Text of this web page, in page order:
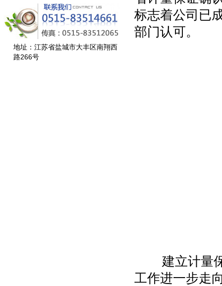
地址：江苏省盐城市大丰区南翔西
路266号
标志着公司已
部门认可。
建立计量保
工作进一步走